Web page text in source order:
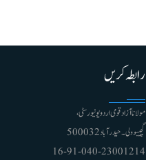
رابطہ کریں
مولانا آزاد قومی اردو یونیورسٹی ،
گچیبوولی۔ حیدرآباد 500032
91-040-23001214 - 16